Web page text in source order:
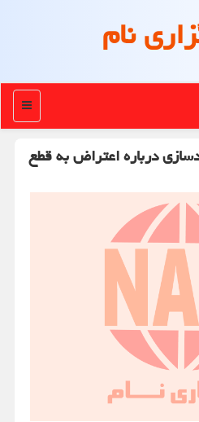
نام
منو
درباره اعتراض به قطع